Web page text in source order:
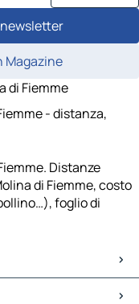
Magazine
di Fiemme
- distanza,
Distanze
di Fiemme, costo
foglio di